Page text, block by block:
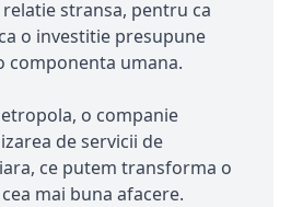
stransa, pentru ca
o investitie presupune
componenta umana.
o companie
de servicii de
ce putem transforma o
mai buna afacere.